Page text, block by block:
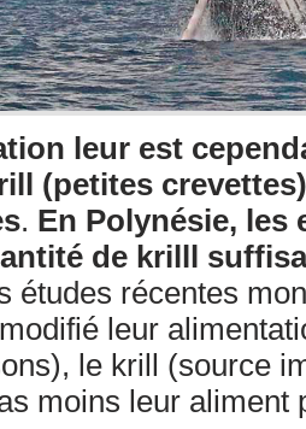
leur est
(petites
. En Polynésie, les
de krilll
études récentes
leur
le krill (source
moins leur aliment